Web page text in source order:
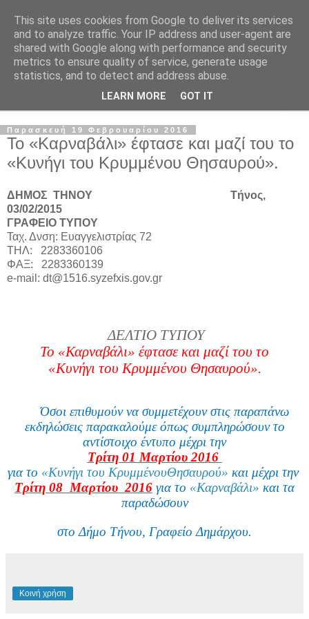
Παρασκευή 19 Φεβρουαρίου 2016
Το «Καρναβάλι» έφτασε και μαζί του το
«Κυνήγι του Κρυμμένου Θησαυρού».
ΔΗΜΟΣ ΤΗΝΟΥ Τήνος,
03/02/2015
ΓΡΑΦΕΙΟ ΤΥΠΟΥ
Ταχ. Δνση: Ευαγγελιστρίας 72
ΤΗΛ: 2283360106
ΦΑΞ: 2283360139
e-mail: dt@1516.syzefxis.gov.gr
ΔΕΛΤΙΟ ΤΥΠΟΥ
Το «Καρναβάλι» έφτασε και μαζί του το
«Κυνήγι του Κρυμμένου Θησαυρού».
Όσοι επιθυμούν να συμμετέχουν στις παραπάνω
εκδηλώσεις παρακαλούμε όπως συμπληρώσουν το
αντίστοιχο έντυπο μέχρι την
Τρίτη 01 Μαρτίου 2016
για το «Κυνήγι του ΚρυμμένουΘησαυρού» και μέχρι την
Τρίτη 08 Μαρτίου 2016 για το «Καρναβάλι» και τα
παραδώσουν
στο Δήμο Τήνου, Γραφείο Δημάρχου.
Κοινή χρήση
This site uses cookies from Google to deliver its services
and to analyze traffic. Your IP address and user-agent are
shared with Google along with performance and security
metrics to ensure quality of service, generate usage
statistics, and to detect and address abuse.
LEARN MORE GOT IT